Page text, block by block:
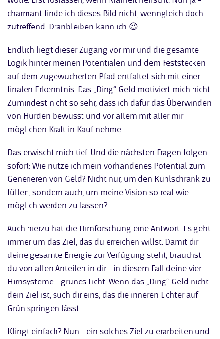
charmant finde ich dieses Bild nicht, wenngleich doch
zutreffend. Dranbleiben kann ich 😉.
Endlich liegt dieser Zugang vor mir und die gesamte
Logik hinter meinen Potentialen und dem Feststecken
auf dem zugewucherten Pfad entfaltet sich mit einer
finalen Erkenntnis: Das „Ding“ Geld motiviert mich nicht.
Zumindest nicht so sehr, dass ich dafür das Überwinden
von Hürden bewusst und vor allem mit aller mir
möglichen Kraft in Kauf nehme.
Das erwischt mich tief. Und die nächsten Fragen folgen
sofort: Wie nutze ich mein vorhandenes Potential zum
Generieren von Geld? Nicht nur, um den Kühlschrank zu
füllen, sondern auch, um meine Vision so real wie
möglich werden zu lassen?
Auch hierzu hat die Hirnforschung eine Antwort: Es geht
immer um das Ziel, das du erreichen willst. Damit dir
deine gesamte Energie zur Verfügung steht, brauchst
du von allen Anteilen in dir – in diesem Fall deine vier
Hirnsysteme – grünes Licht. Wenn das „Ding“ Geld nicht
dein Ziel ist, such dir eins, das die inneren Lichter auf
Grün springen lässt.
Klingt einfach? Nun – ein solches Ziel zu erarbeiten und